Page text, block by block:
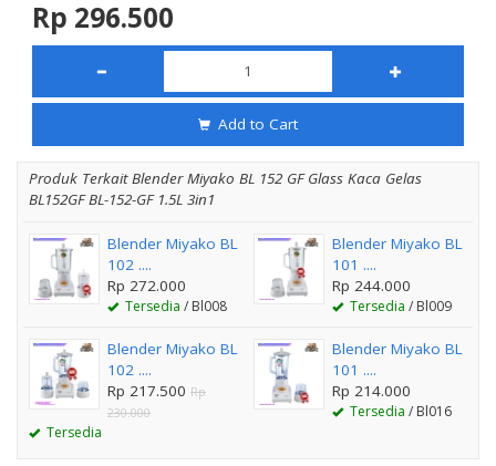
Rp 296.500
Add to Cart
Produk Terkait Blender Miyako BL 152 GF Glass Kaca Gelas
BL152GF BL-152-GF 1.5L 3in1
Blender Miyako BL
102 ....
Rp 272.000
Tersedia / Bl008
Blender Miyako BL
101 ....
Rp 244.000
Tersedia / Bl009
Blender Miyako BL
102 ....
Rp 217.500 Rp
230.000
Tersedia
Blender Miyako BL
101 ....
Rp 214.000
Tersedia / Bl016